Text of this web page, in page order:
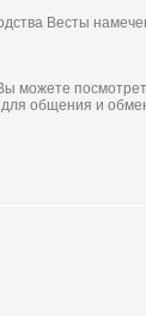
Весты
можете
для общения и